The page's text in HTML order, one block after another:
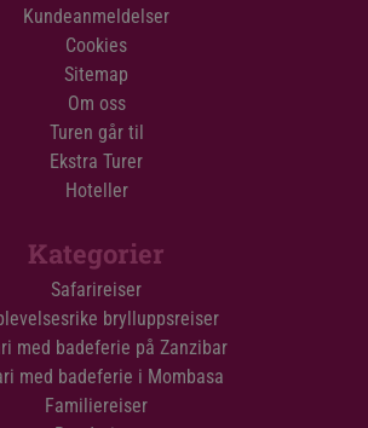
Kundeanmeldelser
Cookies
Sitemap
Om oss
Turen går til
Ekstra Turer
Hoteller
Kategorier
Safarireiser
brylluppsreiser
med badeferie på Zanzibar
med badeferie i Mombasa
Familiereiser